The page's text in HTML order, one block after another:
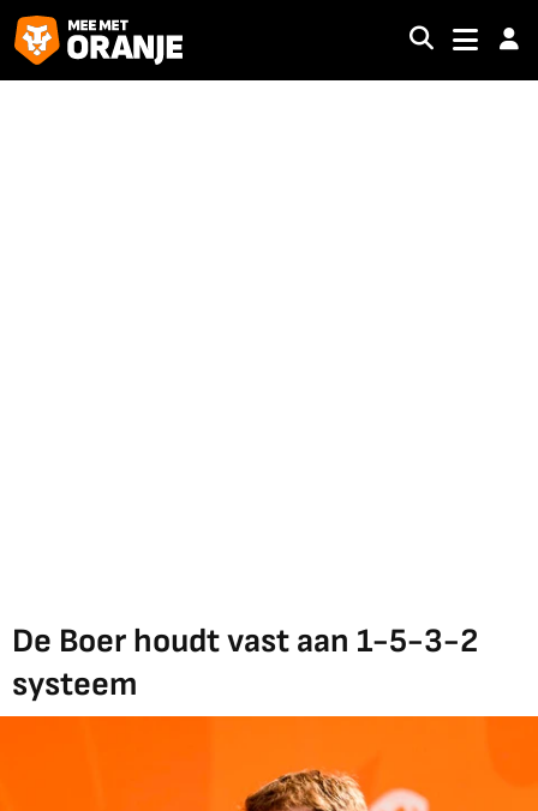
De Boer houdt vast aan 1-5-3-2
systeem